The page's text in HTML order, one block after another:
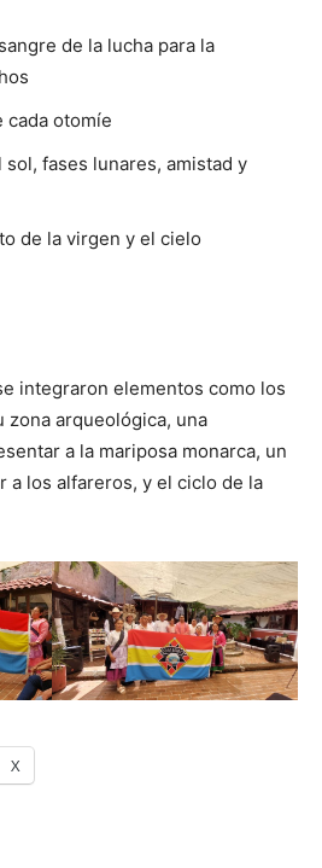
de la lucha para la
cada otomíe
fases lunares, amistad y
de la virgen y el cielo
integraron elementos como los
arqueológica, una
a la mariposa monarca, un
a los alfareros, y el ciclo de la
X